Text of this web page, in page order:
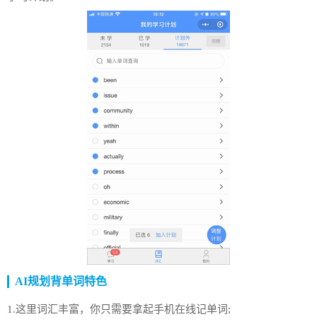
AI规划背单词特色
1.这里词汇丰富，你只需要拿起手机在线记单词;